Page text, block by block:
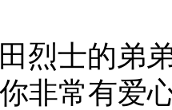
烈士的弟
非常有爱